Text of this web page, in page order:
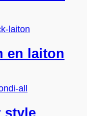
en laiton
style